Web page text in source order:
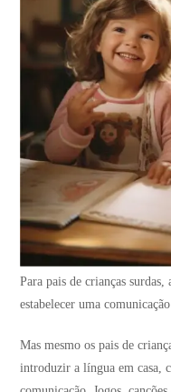
Para pais de crianças
estabelecer uma
Mas mesmo os pais de
introduzir a língua em casa,